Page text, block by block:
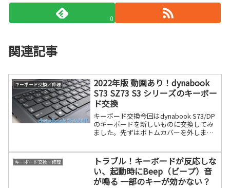
0
関連記事
キーボード交換／修理
2022年版 動画あり！dynabook
S73 SZ73 S3 シリーズのキーボー
ド交換
キーボード交換今回はdynabook S73/DP
のキーボードを新しいものに交換してみ
ました。先ずはボトムカバーを外しま
きます。開腹ツールでえぐる感じで外し
てください。続きを読む
キーボード交換／修理
トラブル！キーボードが反応しな
い、起動時にBeep（ビープ）音
が鳴る 一部のキーが効かない？